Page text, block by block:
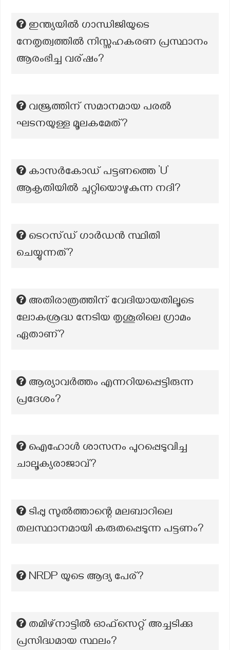
ഇന്ത്യയില്‍ ഗാന്ധിജിയുടെ
നേതൃത്വത്തില്‍ നിസ്സഹകരണ പ്രസ്ഥാനം
ആരംഭിച്ച വര്ഷം?
വജ്രത്തിന് സമാനമായ പരൽ
ഘടനയുള്ള മൂലകമേത്?
കാസര്‍കോഡ് പട്ട​ണത്തെ ’U’
ആകൃതിയില്‍ ചുറ്റിയൊഴുകുന്ന നദി?
ടെറസ്ഡ് ഗാർഡൻ സ്ഥിതി
ചെയ്യുന്നത്?
അതിരാത്രത്തിന് വേദിയായതിലൂടെ
ലോകശ്രദ്ധ നേടിയ തൃശൂരിലെ ഗ്രാമം
ഏതാണ്?
ആര്യാവർത്തം എന്നറിയപ്പെട്ടിരുന്ന
പ്രദേശം?
ഐഹോൾ ശാസനം പുറപ്പെടുവിച്ച
ചാലൂക്യരാജാവ്?
ടിപ്പു സുൽത്താന്റെ മലബാറിലെ
തലസ്ഥാനമായി കരുതപ്പെടുന്ന പട്ടണം?
NRDP യുടെ ആദ്യ പേര്?
തമിഴ്‌നാട്ടിൽ ഓഫ്സെറ്റ് അച്ചടിക്കു
പ്രസിദ്ധമായ സ്ഥലം?